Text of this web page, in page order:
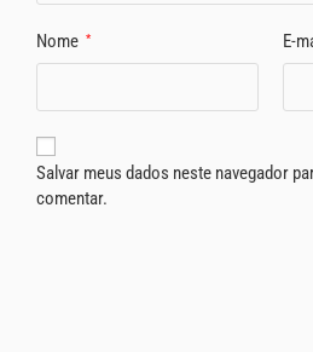
Nome * E-
Salvar meus dados neste navegador
comentar.